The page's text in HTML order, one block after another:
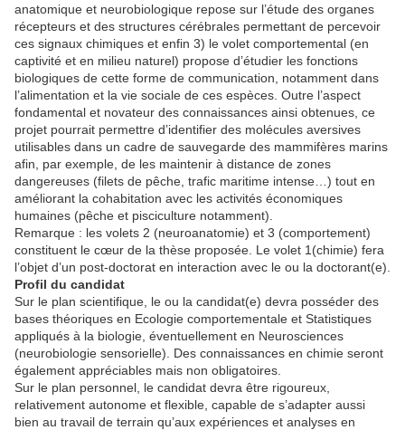
anatomique et neurobiologique repose sur l’étude des organes
récepteurs et des structures cérébrales permettant de percevoir
ces signaux chimiques et enfin 3) le volet comportemental (en
captivité et en milieu naturel) propose d’étudier les fonctions
biologiques de cette forme de communication, notamment dans
l’alimentation et la vie sociale de ces espèces. Outre l’aspect
fondamental et novateur des connaissances ainsi obtenues, ce
projet pourrait permettre d’identifier des molécules aversives
utilisables dans un cadre de sauvegarde des mammifères marins
afin, par exemple, de les maintenir à distance de zones
dangereuses (filets de pêche, trafic maritime intense…) tout en
améliorant la cohabitation avec les activités économiques
humaines (pêche et pisciculture notamment).
Remarque : les volets 2 (neuroanatomie) et 3 (comportement)
constituent le cœur de la thèse proposée. Le volet 1(chimie) fera
l’objet d’un post-doctorat en interaction avec le ou la doctorant(e).
Profil du candidat
Sur le plan scientifique, le ou la candidat(e) devra posséder des
bases théoriques en Ecologie comportementale et Statistiques
appliqués à la biologie, éventuellement en Neurosciences
(neurobiologie sensorielle). Des connaissances en chimie seront
également appréciables mais non obligatoires.
Sur le plan personnel, le candidat devra être rigoureux,
relativement autonome et flexible, capable de s’adapter aussi
bien au travail de terrain qu’aux expériences et analyses en